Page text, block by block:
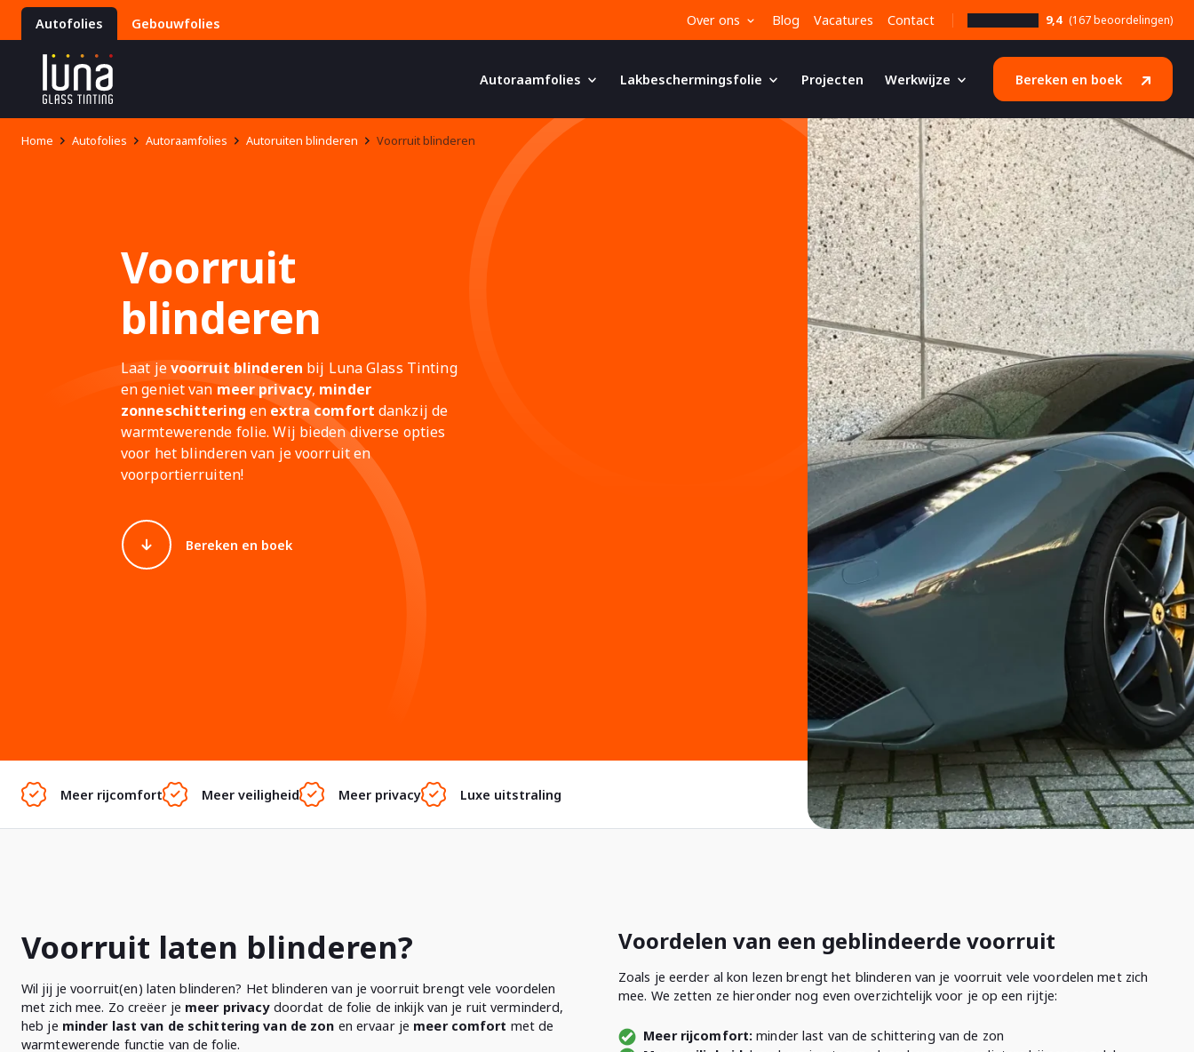
Autofolies Gebouwfolies Over ons Blog Vacatures Contact 9,4 (167 beoordelingen)
Autoraamfolies Lakbeschermingsfolie Projecten Werkwijze Bereken en boek
Home Autofolies Autoraamfolies Autoruiten blinderen Voorruit blinderen
Voorruit
blinderen
Laat jevoorruit blinderen bij Luna Glass Tinting
en geniet vanmeer privacy, minder
zonneschittering en extra comfort dankzij de
warmtewerende folie. Wij bieden diverse opties
voor het blinderen van je voorruit en
voorportierruiten!
Bereken en boek
Meer rijcomfort Meer veiligheid Meer privacy Luxe uitstraling
Voorruit laten blinderen?
Wil jij je voorruit(en) laten blinderen? Het blinderen van je voorruit brengt vele voordelen
met zich mee. Zo creëer je meer privacydoordat de folie de inkijk van je ruit verminderd,
heb je minder last van de schittering van de zon en ervaar je meer comfort met de
warmtewerende functie van de folie.
Voordelen van een geblindeerde voorruit
Zoals je eerder al kon lezen brengt het blinderen van je voorruit vele voordelen met zich
mee. We zetten ze hieronder nog even overzichtelijk voor je op een rijtje:
Meer rijcomfort: minder last van de schittering van de zon